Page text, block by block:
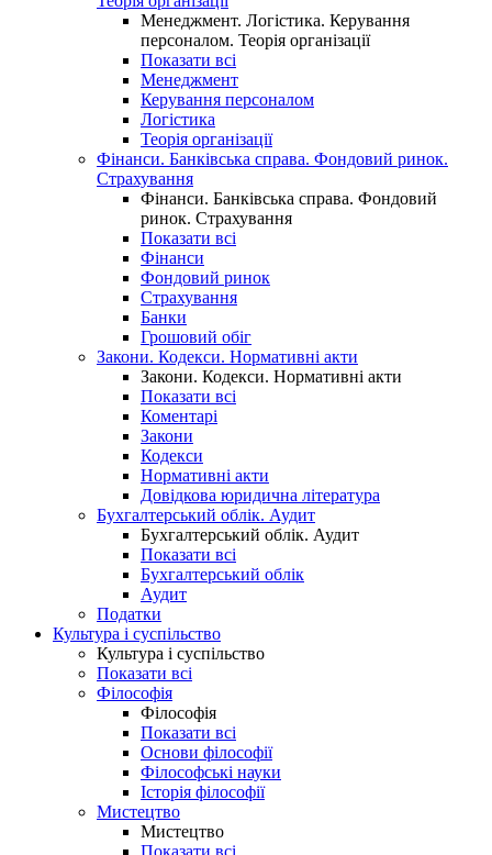
Менеджмент. Логістика. Керування
персоналом. Теорія організації
Показати всі
Менеджмент
Керування персоналом
Логістика
Теорія організації
Фінанси. Банківська справа. Фондовий ринок.
Страхування
Фінанси. Банківська справа. Фондовий
ринок. Страхування
Показати всі
Фінанси
Фондовий ринок
Страхування
Банки
Грошовий обіг
Закони. Кодекси. Нормативні акти
Закони. Кодекси. Нормативні акти
Показати всі
Коментарі
Закони
Кодекси
Нормативні акти
Довідкова юридична література
Бухгалтерський облік. Аудит
Бухгалтерський облік. Аудит
Показати всі
Бухгалтерський облік
Аудит
Податки
Культура і суспільство
Культура і суспільство
Показати всі
Філософія
Філософія
Показати всі
Основи філософії
Філософські науки
Історія філософії
Мистецтво
Мистецтво
Показати всі